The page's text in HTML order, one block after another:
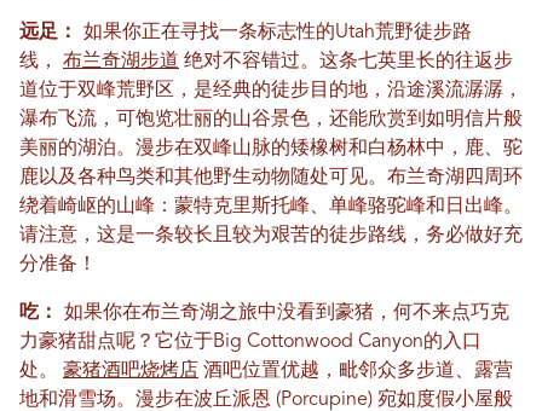
远足： 如果你正在寻找一条标志性的Utah荒野徒步路
线， 布兰奇湖步道 绝对不容错过。这条七英里长的往返步
道位于双峰荒野区，是经典的徒步目的地，沿途溪流潺潺，
瀑布飞流，可饱览壮丽的山谷景色，还能欣赏到如明信片般
美丽的湖泊。漫步在双峰山脉的矮橡树和白杨林中，鹿、驼
鹿以及各种鸟类和其他野生动物随处可见。布兰奇湖四周环
绕着崎岖的山峰：蒙特克里斯托峰、单峰骆驼峰和日出峰。
请注意，这是一条较长且较为艰苦的徒步路线，务必做好充
分准备！
吃： 如果你在布兰奇湖之旅中没看到豪猪，何不来点巧克
力豪猪甜点呢？它位于Big Cottonwood Canyon的入口
处。 豪猪酒吧烧烤店 酒吧位置优越，毗邻众多步道、露营
地和滑雪场。漫步在波丘派恩 (Porcupine) 宛如度假小屋般